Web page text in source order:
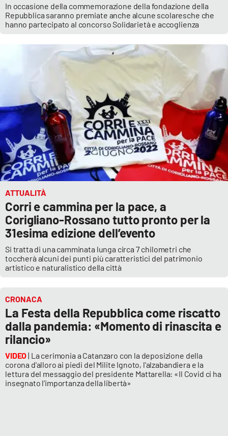
In occasione della commemorazione della fondazione della
Repubblica saranno premiate anche alcune scolaresche che
hanno partecipato al concorso Solidarietà e accoglienza
ATTUALITÀ
Corri e cammina per la pace, a
Corigliano-Rossano tutto pronto per la
31esima edizione dell’evento
Si tratta di una camminata lunga circa 7 chilometri che
toccherà alcuni dei punti più caratteristici del patrimonio
artistico e naturalistico della città
CRONACA
La Festa della Repubblica come riscatto
dalla pandemia: «Momento di rinascita e
rilancio»
VIDEO| La cerimonia a Catanzaro con la deposizione della
corona d'alloro ai piedi del Milite Ignoto, l'alzabandiera e la
lettura del messaggio del presidente Mattarella: «Il Covid ci ha
insegnato l'importanza della libertà»